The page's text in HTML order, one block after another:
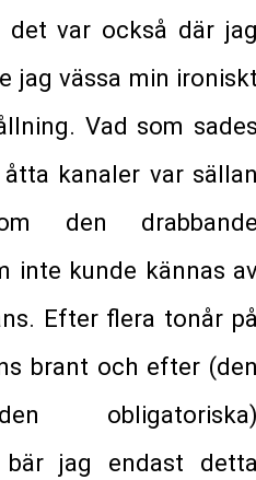
det var också där
jag vässa min
Vad som
kanaler var
den
inte kunde kännas
Efter flera tonår
brant och efter
bär jag endast